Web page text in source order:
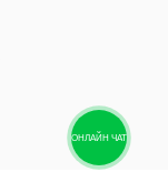
ОНЛАЙН ЧАТ